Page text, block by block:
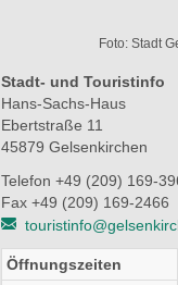
Foto: Stadt
Stadt- und Touristinfo
Hans-Sachs-Haus
Ebertstraße 11
45879 Gelsenkirchen
Telefon +49 (209) 169-
Fax +49 (209) 169-2466
Öffnungszeiten